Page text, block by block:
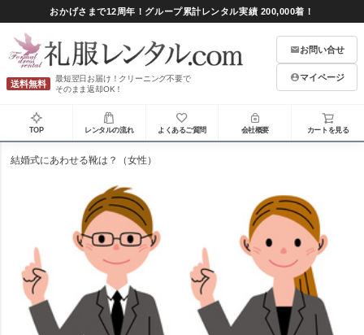
おかげさまで12周年！グループ累計レンタル実績 200,000着！
送料無料
最短翌日お届け！クリーニング不要で
そのまま返却OK！
お問い合せ
マイページ
TOP レンタルの流れ よくあるご質問 会社概要 カートを見る
結婚式にあわせる靴は？（女性）